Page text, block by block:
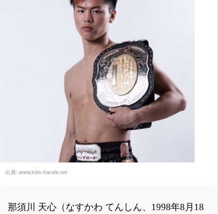
出典: www.kids-karate.net
那須川 天心（なすかわ てんしん、1998年8月18